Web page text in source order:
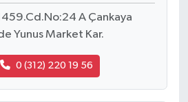
A Çankaya
Yunus Market Kar.
0 (312) 220 19 56